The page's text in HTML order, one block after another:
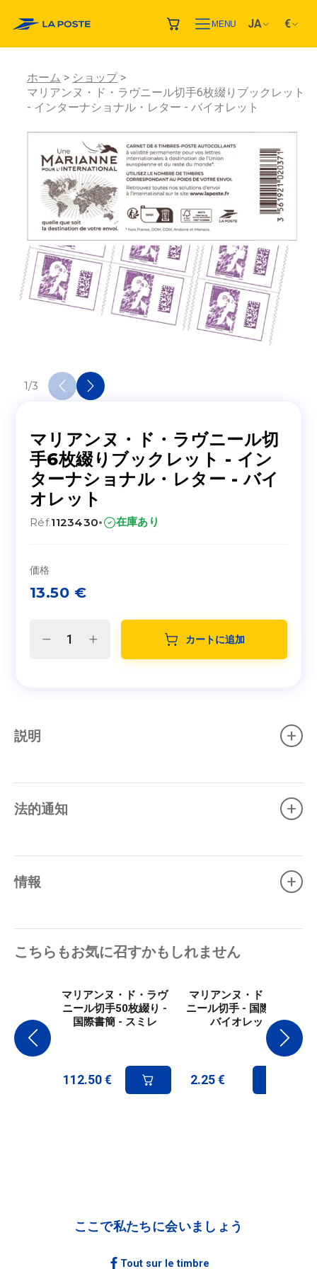
MENU JA €
ホーム
ショップ
マリアンヌ・ド・ラヴニール切手6枚綴りブックレット
- インターナショナル・レター - バイオレット
1/3
マリアンヌ・ド・ラヴニール切
手6枚綴りブックレット - イン
ターナショナル・レター - バイ
オレット
Réf.1123430· 在庫あり
価格
13.50 €
カートに追加
説明 +
法的通知 +
情報 +
こちらもお気に召すかもしれません
マリアンヌ・ド・ラヴ
ニール切手50枚綴り -
国際書簡 - スミレ
112.50 €
マリアンヌ・ド・ラヴ
ニール切手 - 国際書簡 -
バイオレット
2.25 €
ここで私たちに会いましょう
Tout sur le timbre